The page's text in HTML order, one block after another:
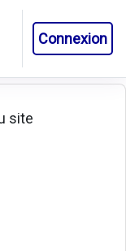
Connexion
site